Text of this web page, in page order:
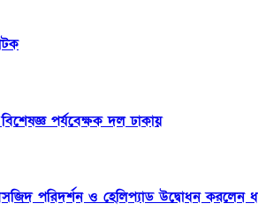
বিশেষজ্ঞ পর্যবেক্ষক দল ঢাকায়
পরিদর্শন ও হেলিপ্যাড উদ্বোধন করলেন